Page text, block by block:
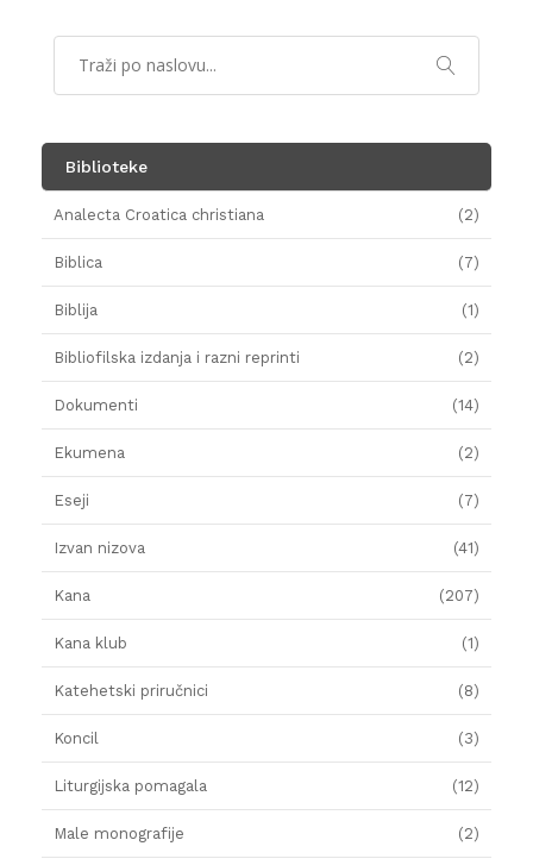
Biblioteke
Analecta Croatica christiana (2)
Biblica (7)
Biblija (1)
Bibliofilska izdanja i razni reprinti (2)
Dokumenti (14)
Ekumena (2)
Eseji (7)
Izvan nizova (41)
Kana (207)
Kana klub (1)
Katehetski priručnici (8)
Koncil (3)
Liturgijska pomagala (12)
Male monografije (2)